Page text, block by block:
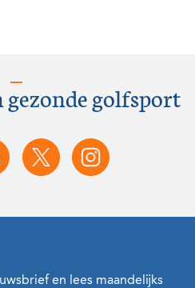
gezonde golfsport
en lees maandelijks